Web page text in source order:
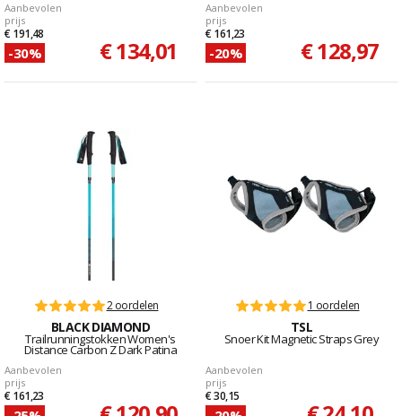
Aanbevolen
prijs
€ 191,48
-30% € 134,01
Aanbevolen
prijs
€ 161,23
-20% € 128,97
2 oordelen
BLACK DIAMOND
Trailrunningstokken Women's
Distance Carbon Z Dark Patina
Aanbevolen
prijs
€ 161,23
1 oordelen
TSL
Snoer Kit Magnetic Straps Grey
Aanbevolen
prijs
€ 30,15